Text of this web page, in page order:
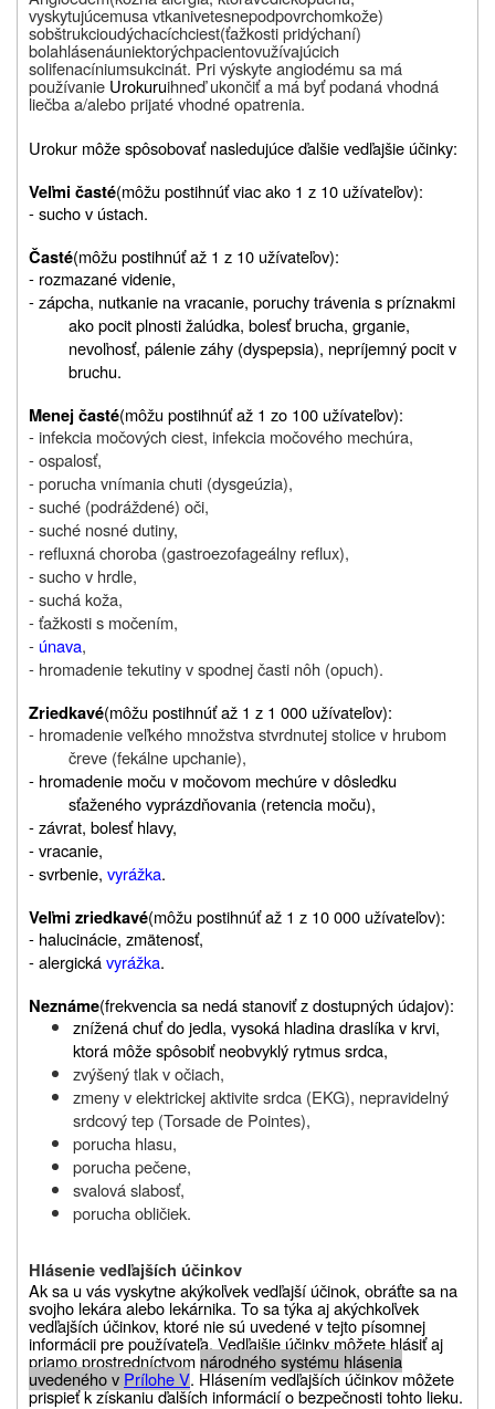
vyskytujúcemusavtkanivetesnepodpovrchomkože)
sobštrukcioudýchacíchciest(ťažkostipridýchaní)
bolahlásenáuniektorýchpacientovužívajúcich
solifenacíniumsukcinát. Pri výskyte angiodému sa má
používanie Urokuruihneď ukončiť a má byť podaná vhodná
liečba a/alebo prijaté vhodné opatrenia.
Urokur môže spôsobovať nasledujúce ďalšie vedľajšie účinky:
Veľmi časté(môžu postihnúť viac ako 1 z 10 užívateľov):
- sucho v ústach.
Časté(môžu postihnúť až 1 z 10 užívateľov):
- rozmazané videnie,
- zápcha, nutkanie na vracanie, poruchy trávenia s príznakmi
ako pocit plnosti žalúdka, bolesť brucha, grganie,
nevoľnosť, pálenie záhy (dyspepsia), nepríjemný pocit v
bruchu.
Menej časté(môžu postihnúť až 1 zo 100 užívateľov):
- infekcia močových ciest, infekcia močového mechúra,
- ospalosť,
- porucha vnímania chuti (dysgeúzia),
- suché (podráždené) oči,
- suché nosné dutiny,
- refluxná choroba (gastroezofageálny reflux),
- sucho v hrdle,
- suchá koža,
- ťažkosti s močením,
- únava,
- hromadenie tekutiny v spodnej časti nôh (opuch).
Zriedkavé(môžu postihnúť až 1 z 1 000 užívateľov):
- hromadenie veľkého množstva stvrdnutej stolice v hrubom
čreve (fekálne upchanie),
- hromadenie moču v močovom mechúre v dôsledku
sťaženého vyprázdňovania (retencia moču),
- závrat, bolesť hlavy,
- vracanie,
- svrbenie, vyrážka.
Veľmi zriedkavé(môžu postihnúť až 1 z 10 000 užívateľov):
- halucinácie, zmätenosť,
- alergickávyrážka.
Neznáme(frekvencia sa nedá stanoviť z dostupných údajov):
znížená chuť do jedla, vysoká hladina draslíka v krvi,
ktorá môže spôsobiť neobvyklý rytmus srdca,
zvýšený tlak v očiach,
zmeny v elektrickej aktivite srdca (EKG), nepravidelný
srdcový tep (Torsade de Pointes),
porucha hlasu,
porucha pečene,
svalová slabosť,
porucha obličiek.
Hlásenie vedľajších účinkov
Ak sa u vás vyskytne akýkoľvek vedľajší účinok, obráťte sa na
svojho lekára alebo lekárnika. To sa týka aj akýchkoľvek
vedľajších účinkov, ktoré nie sú uvedené v tejto písomnej
informácii pre používateľa. Vedľajšie účinky môžete hlásiť aj
priamo prostredníctvom národného systému hlásenia
uvedeného v Prílohe V. Hlásením vedľajších účinkov môžete
prispieť k získaniu ďalších informácií o bezpečnosti tohto lieku.